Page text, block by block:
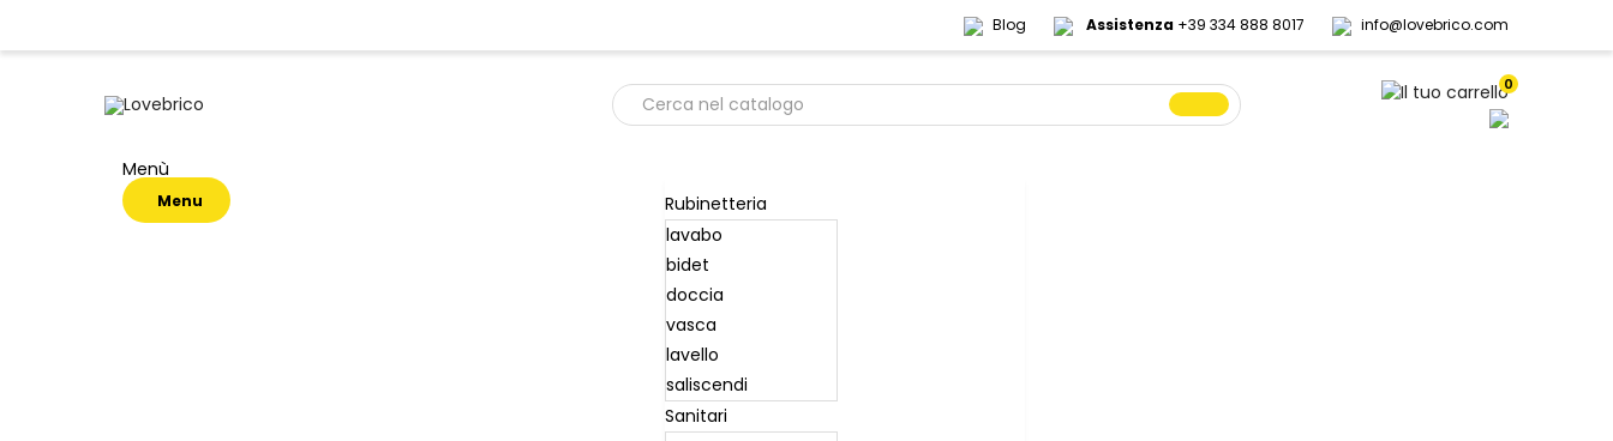
Blog Assistenza +39 334 888 8017 info@lovebrico.com
0
Menù
Menu
Rubinetteria
lavabo
bidet
doccia
vasca
lavello
saliscendi
Sanitari